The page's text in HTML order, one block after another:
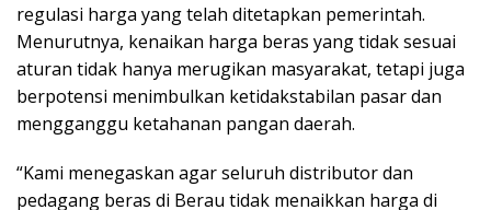
regulasi harga yang telah ditetapkan pemerintah.
Menurutnya, kenaikan harga beras yang tidak sesuai
aturan tidak hanya merugikan masyarakat, tetapi juga
berpotensi menimbulkan ketidakstabilan pasar dan
mengganggu ketahanan pangan daerah.
“Kami menegaskan agar seluruh distributor dan
pedagang beras di Berau tidak menaikkan harga di